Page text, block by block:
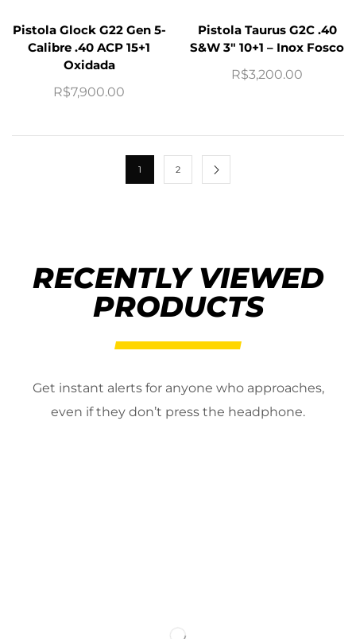
Pistola Glock G22 Gen 5-
Calibre .40 ACP 15+1
Oxidada
R$7,900.00
Pistola Taurus G2C .40
S&W 3″ 10+1 – Inox Fosco
R$3,200.00
1 2
RECENTLY VIEWED
PRODUCTS
Get instant alerts for anyone who approaches,
even if they don’t press the headphone.